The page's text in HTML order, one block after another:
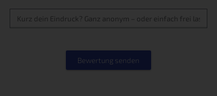
Bewertung senden